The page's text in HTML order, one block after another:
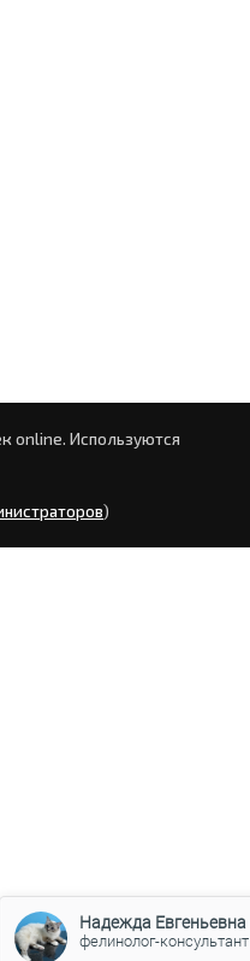
online. Используются
)
Надежда Евгеньевна
фелинолог-консультант